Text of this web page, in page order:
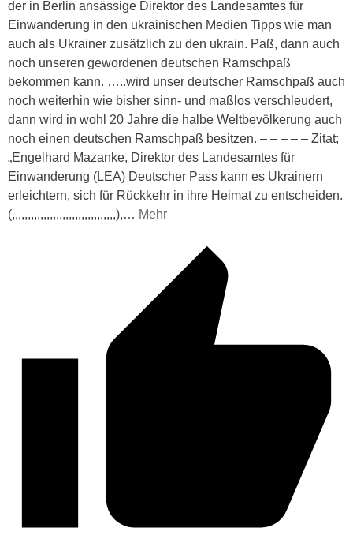
der in Berlin ansässige Direktor des Landesamtes für
Einwanderung in den ukrainischen Medien Tipps wie man
auch als Ukrainer zusätzlich zu den ukrain. Paß, dann auch
noch unseren gewordenen deutschen Ramschpaß
bekommen kann. …..wird unser deutscher Ramschpaß auch
noch weiterhin wie bisher sinn- und maßlos verschleudert,
dann wird in wohl 20 Jahre die halbe Weltbevölkerung auch
noch einen deutschen Ramschpaß besitzen. – – – – – Zitat;
„Engelhard Mazanke, Direktor des Landesamtes für
Einwanderung (LEA) Deutscher Pass kann es Ukrainern
erleichtern, sich für Rückkehr in ihre Heimat zu entscheiden.
(,,,,,,,,,,,,,,,,,,,,,,,,,,,,,,,,,),… Mehr